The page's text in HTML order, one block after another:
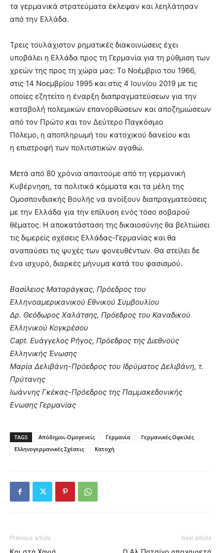
τα γερμανικά στρατεύματα έκλεψαν και λεηλάτησαν
από την Ελλάδα.
Τρεις τουλάχιστον ρηματικές διακοινώσεις έχει
υποβάλει η Ελλάδα προς τη Γερμανία για τη ρύθμιση των
χρεών της προς τη χώρα μας: Το Νοέμβριο του 1966,
στις 14 Νοεμβρίου 1995 και στις 4 Ιουνίου 2019 με τις
οποίες εζητείτο η έναρξη διαπραγματεύσεων για την
καταβολή πολεμικών επανορθώσεων και αποζημιώσεων
από τον Πρώτο και τον Δεύτερο Παγκόσμιο
Πόλεμο, η αποπληρωμή του κατοχικού δανείου και
η επιστροφή των πολιτιστικών αγαθώ.
Μετά από 80 χρόνια απαιτούμε από τη γερμανική
Κυβέρνηση, τα πολιτικά κόμματα και τα μέλη της
Ομοσπονδιακής Βουλής να ανοίξουν διαπραγματεύσεις
με την Ελλάδα για την επίλυση ενός τόσο σοβαρού
θέματος. Η αποκατάσταση της δικαιοσύνης θα βελτιώσει
τις διμερείς σχέσεις Ελλάδας-Γερμανίας και θα
αναπαύσει τις ψυχές των φονευθέντων. Θα στείλει δε
ένα ισχυρό, διαρκές μήνυμα κατά του φασισμού.
Βασίλειος Ματαράγκας, Πρόεδρος του
Ελληνοαμερικανικού Εθνικού Συμβουλίου
Δρ. Θεόδωρος Χαλάτσης, Πρόεδρος του Καναδικού
Ελληνικού Κογκρέσου
Capt. Ευάγγελος Ρήγος, Πρόεδρος της Διεθνούς
Ελληνικής Ένωσης
Μαρία Δελιβάνη-Πρόεδρος του Ιδρύματος Δελιβάνη, τ.
Πρύτανης
Ιωάννης Γκέκας-Πρόεδρος της Παμμακεδονικής
Ενωσης Γερμανίας
TAGS Απόδημοι-Ομογενείς Γερμανία
Γερμανικές Οφειλές
Ελληνογερμανικές Σχέσεις
Κατοχή
Previous article Next article